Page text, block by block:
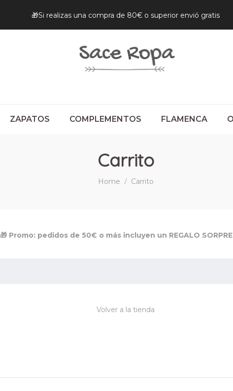
🎁Si realizas una compra de 80€ o superior envió gratis
ZAPATOS COMPLEMENTOS FLAMENCA
Carrito
Home / Carrito
🎁 Promo: pedidos de 50€ o más incluyen un REGALO
Volver a la tienda